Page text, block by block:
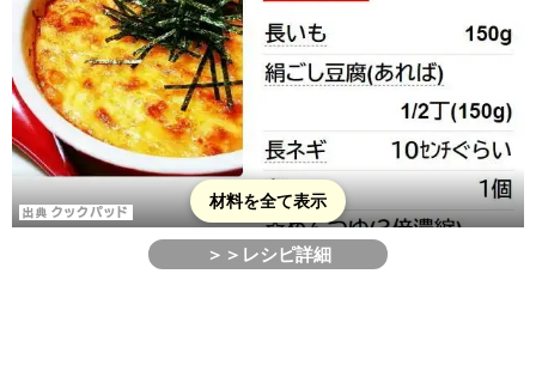
材料を全て表示
＞＞レシピ詳細